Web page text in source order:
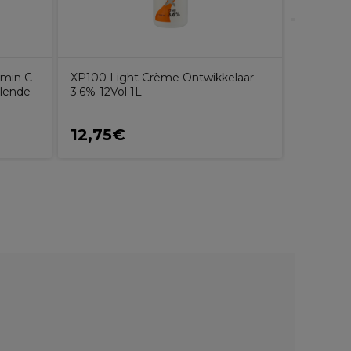
C
XP100 Light Crème Ontwikkelaar
3.6%-12Vol 1L
12,75€